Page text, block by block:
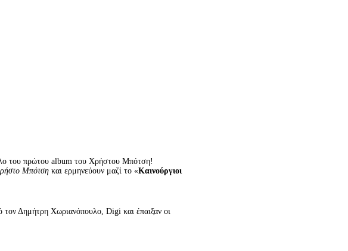
του πρώτου album του Χρήστου Μπότση!
Μπότση και ερμηνεύουν μαζί το «Καινούργιοι
Δημήτρη Χωριανόπουλο, Digi και έπαιξαν οι